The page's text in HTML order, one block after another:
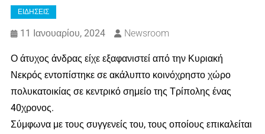
ΕΙΔΗΣΕΙΣ
11 Ιανουαρίου, 2024 Newsroom
Ο άτυχος άνδρας είχε εξαφανιστεί από την Κυριακή
Νεκρός εντοπίστηκε σε ακάλυπτο κοινόχρηστο χώρο
πολυκατοικίας σε κεντρικό σημείο της Τρίπολης ένας
40χρονος.
Σύμφωνα με τους συγγενείς του, τους οποίους επικαλείται